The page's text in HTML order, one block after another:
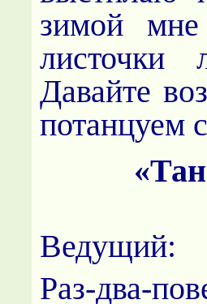
зимой
листочки
Давайте
потанцуем
Ведущий:
Раз-два-